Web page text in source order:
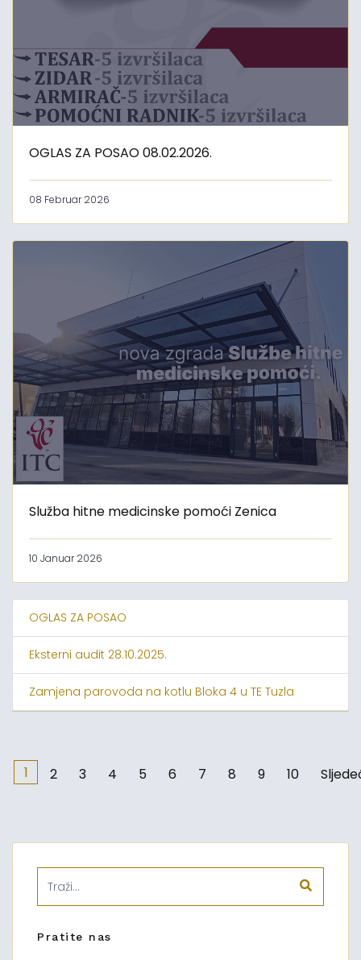
OGLAS ZA POSAO 08.02.2026.
08 Februar 2026
Služba hitne medicinske pomoći Zenica
10 Januar 2026
OGLAS ZA POSAO
Eksterni audit 28.10.2025.
Zamjena parovoda na kotlu Bloka 4 u TE Tuzla
1 2 3 4 5 6 7 8 9 10
Pratite nas